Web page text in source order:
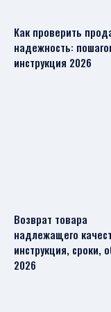
Как проверить
надежность:
инструкция 2026
Возврат товара
надлежащего
инструкция, сроки,
2026